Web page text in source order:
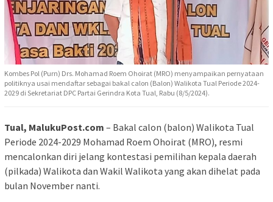
Kombes Pol (Purn) Drs. Mohamad Roem Ohoirat (MRO) menyampaikan pernyataan
politiknya usai mendaftar sebagai bakal calon (Balon) Walikota Tual Periode 2024-
2029 di Sekretariat DPC Partai Gerindra Kota Tual, Rabu (8/5/2024).
Tual, MalukuPost.com – Bakal calon (balon) Walikota Tual
Periode 2024-2029 Mohamad Roem Ohoirat (MRO), resmi
mencalonkan diri jelang kontestasi pemilihan kepala daerah
(pilkada) Walikota dan Wakil Walikota yang akan dihelat pada
bulan November nanti.